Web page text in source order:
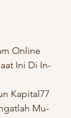
On­li­ne
Ini Di In­
Ka­pi­ta­l77
Mu­